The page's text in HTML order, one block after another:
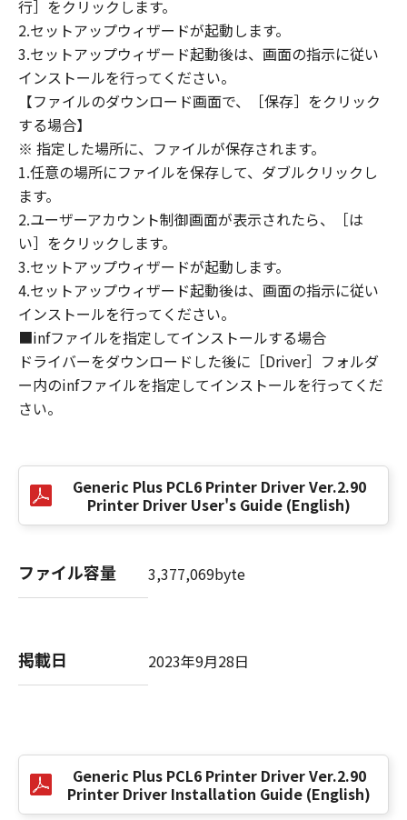
OR SUPPORT FOR THE SOFTWARE
HEREUNDER.
7. DISCLAIMER OF WARRANTIES AND
LIABILITY
[NO WARRANTY] THE SOFTWARE IS
PROVIDED "AS IS" WITHOUT WARRANTY OF
ANY KIND, EITHER EXPRESSED OR IMPLIED,
INCLUDING, BUT NOT LIMITED TO THE
IMPLIED WARRANTIES OF MERCHANTABILITY
AND FITNESS FOR A PARTICULAR PURPOSE.
THE ENTIRE RISK AS TO THE QUALITY AND
PERFORMANCE OF THE SOFTWARE IS WITH
YOU. SHOULD THE SOFTWARE PROVE
DEFECTIVE, YOU ASSUME THE ENTIRE COST
OF ALL NECESSARY SERVICING, REPAIR OR
CORRECTION. SOME STATES OR LEGAL
JURISDICTIONS DO NOT ALLOW THE
EXCLUSION OF IMPLIED WARRANTIES, SO
THIS WARRANTY GIVES YOU SPECIFIC LEGAL
RIGHTS AND YOU MAY ALSO HAVE OTHER
RIGHTS WHICH VARY FROM STATE TO STATE
NEITHER CANON, CANON'S SUBSIDIARIES OR
WARRANT THAT THE FUNCTIONS
[NO LIABILITY FOR DAMAGES] IN NO EVENT
SHALL EITHER CANON, CANON'S
行］をクリックします。
2.セットアップウィザードが起動します。
3.セットアップウィザード起動後は、画面の指示に従い
インストールを行ってください。
【ファイルのダウンロード画面で、［保存］をクリック
する場合】
※ 指定した場所に、ファイルが保存されます。
1.任意の場所にファイルを保存して、ダブルクリックし
ます。
2.ユーザーアカウント制御画面が表示されたら、［は
い］をクリックします。
3.セットアップウィザードが起動します。
4.セットアップウィザード起動後は、画面の指示に従い
インストールを行ってください。
■infファイルを指定してインストールする場合
ドライバーをダウンロードした後に［Driver］フォルダ
ー内のinfファイルを指定してインストールを行ってくだ
さい。
Generic Plus PCL6 Printer Driver Ver.2.90
Printer Driver User's Guide (English)
ファイル容量 3,377,069byte
掲載日 2023年9月28日
Generic Plus PCL6 Printer Driver Ver.2.90
Printer Driver Installation Guide (English)